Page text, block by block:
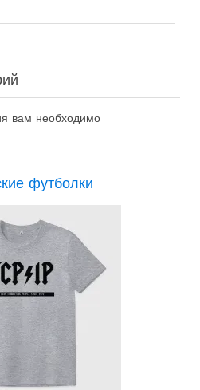
вам необходимо
футболки